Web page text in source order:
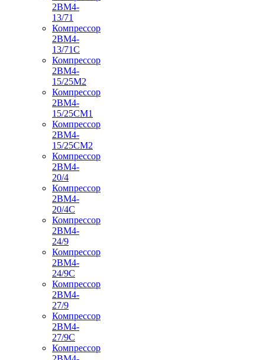
2ВМ4-
13/71
Компрессор
2ВМ4-
13/71С
Компрессор
2ВМ4-
15/25М2
Компрессор
2ВМ4-
15/25СМ1
Компрессор
2ВМ4-
15/25СМ2
Компрессор
2ВМ4-
20/4
Компрессор
2ВМ4-
20/4С
Компрессор
2ВМ4-
24/9
Компрессор
2ВМ4-
24/9С
Компрессор
2ВМ4-
27/9
Компрессор
2ВМ4-
27/9С
Компрессор